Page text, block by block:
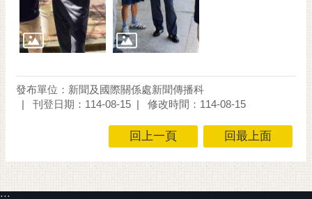
站
資
開
放
宣
府
交
發布單位：新聞及國際關係處新聞傳播科
刊登日期：114-08-15
修改時間：114-08-15
回上一頁 回最上面